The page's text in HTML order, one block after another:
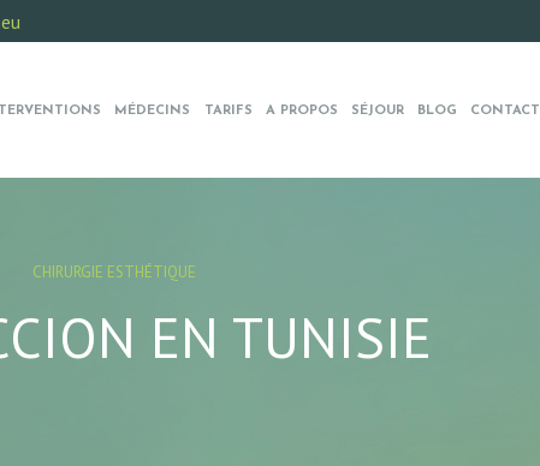
MÉDECINS TARIFS A PROPOS SÉJOUR BLOG CONTACT
CHIRURGIE ESTHÉTIQUE
EN TUNISIE